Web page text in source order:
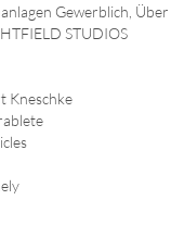
Gewerblich, Über
STUDIOS
Kneschke